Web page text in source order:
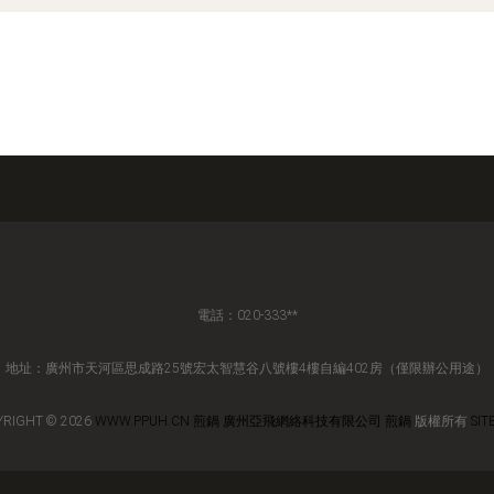
電話：020-333**
地址：廣州市天河區思成路25號宏太智慧谷八號樓4樓自編402房（僅限辦公用途）
© 2026 WWW.PPUH.CN 煎鍋 廣州亞飛網絡科技有限公司 煎鍋 版權所有